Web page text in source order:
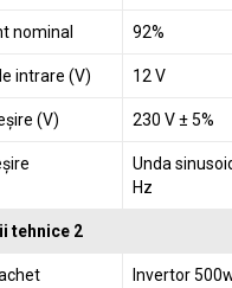
nominal 92%
intrare (V) 12 V
(V) 230 V ± 5%
Unda
Hz
tehnice 2
Invertor